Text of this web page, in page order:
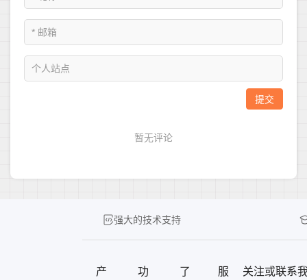
强大的技术支持
产
功
了
服
关注或联系